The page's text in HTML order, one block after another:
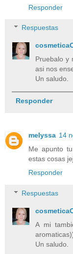
Responder
Respuestas
Pruebalo y
asi nos
Un saludo.
Responder
melyssa 14
Me apunto
estas cosas
Responder
Respuestas
A mi
Un saludo.